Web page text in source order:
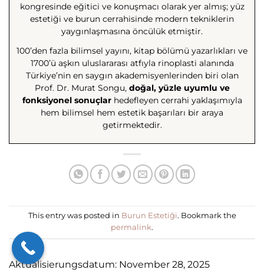
kongresinde eğitici ve konuşmacı olarak yer almış; yüz
estetiği ve burun cerrahisinde modern tekniklerin
yaygınlaşmasına öncülük etmiştir.
100’den fazla bilimsel yayını, kitap bölümü yazarlıkları ve
1700’ü aşkın uluslararası atfıyla rinoplasti alanında
Türkiye’nin en saygın akademisyenlerinden biri olan
Prof. Dr. Murat Songu, doğal, yüzle uyumlu ve
fonksiyonel sonuçlarhedefleyen cerrahi yaklaşımıyla
hem bilimsel hem estetik başarıları bir araya
getirmektedir.
This entry was posted in Burun Estetiği. Bookmark the
permalink.
Aktualisierungsdatum: November 28, 2025